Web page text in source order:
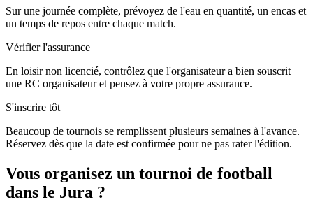
Sur une journée complète, prévoyez de l'eau en quantité, un encas et
un temps de repos entre chaque match.
Vérifier l'assurance
En loisir non licencié, contrôlez que l'organisateur a bien souscrit
une RC organisateur et pensez à votre propre assurance.
S'inscrire tôt
Beaucoup de tournois se remplissent plusieurs semaines à l'avance.
Réservez dès que la date est confirmée pour ne pas rater l'édition.
Vous organisez un tournoi de football
dans le Jura ?